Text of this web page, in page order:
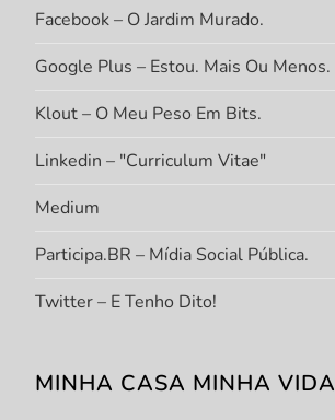
Facebook – O Jardim Murado.
Google Plus – Estou. Mais Ou Menos.
Klout – O Meu Peso Em Bits.
Linkedin – "Curriculum Vitae"
Medium
Participa.BR – Mídia Social Pública.
Twitter – E Tenho Dito!
MINHA CASA MINHA VIDA